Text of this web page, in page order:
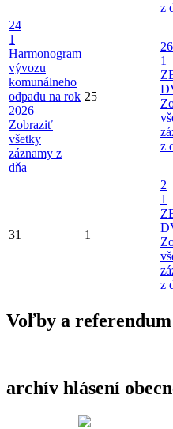
z
24
1
Harmonogram
vývozu
komunálneho
odpadu na rok
2026
Zobraziť
všetky
záznamy z
dňa
25
26
1
z
31 1
2
1
z
Voľby a referendum
archív hlásení